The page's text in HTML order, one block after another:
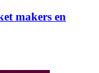
makers en